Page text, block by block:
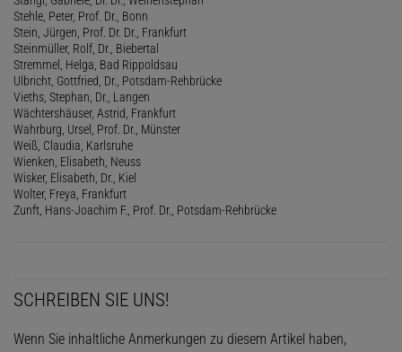
Stehle, Peter, Prof. Dr., Bonn
Stein, Jürgen, Prof. Dr. Dr., Frankfurt
Steinmüller, Rolf, Dr., Biebertal
Stremmel, Helga, Bad Rippoldsau
Ulbricht, Gottfried, Dr., Potsdam-Rehbrücke
Vieths, Stephan, Dr., Langen
Wächtershäuser, Astrid, Frankfurt
Wahrburg, Ursel, Prof. Dr., Münster
Weiß, Claudia, Karlsruhe
Wienken, Elisabeth, Neuss
Wisker, Elisabeth, Dr., Kiel
Wolter, Freya, Frankfurt
Zunft, Hans-Joachim F., Prof. Dr., Potsdam-Rehbrücke
SCHREIBEN SIE UNS!
Wenn Sie inhaltliche Anmerkungen zu diesem Artikel haben,